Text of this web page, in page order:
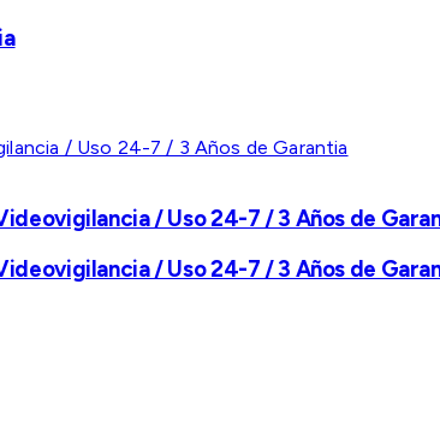
/ Uso 24-7 / 3 Años de
/ Uso 24-7 / 3 Años de